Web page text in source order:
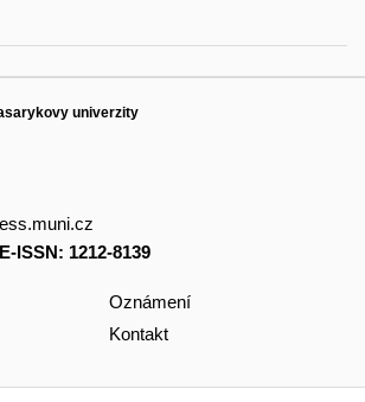
univerzity
E-ISSN: 1212-8139
Oznámení
Kontakt